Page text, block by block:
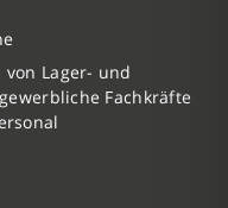
Lager- und
Fachkräfte